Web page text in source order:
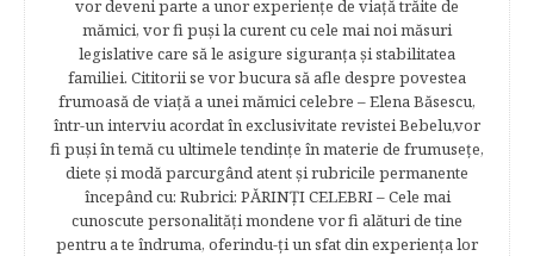
vor deveni parte a unor experienţe de viaţă trăite de
mămici, vor fi puşi la curent cu cele mai noi măsuri
legislative care să le asigure siguranţa şi stabilitatea
familiei. Cititorii se vor bucura să afle despre povestea
frumoasă de viață a unei mămici celebre – Elena Băsescu,
într-un interviu acordat în exclusivitate revistei Bebelu,vor
fi puşi în temă cu ultimele tendinţe în materie de frumuseţe,
diete şi modă parcurgând atent şi rubricile permanente
începând cu: Rubrici: PĂRINŢI CELEBRI – Cele mai
cunoscute personalităţi mondene vor fi alături de tine
pentru a te îndruma, oferindu-ţi un sfat din experienţa lor